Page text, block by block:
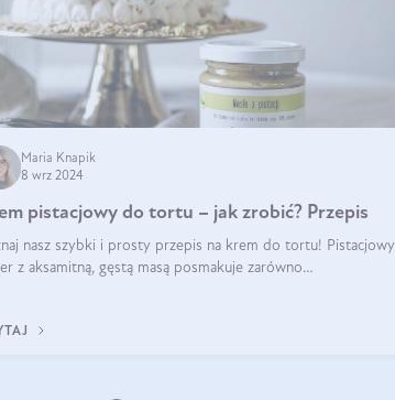
Maria Knapik
8 wrz 2024
pistacjowy do tortu – jak zrobić? Przepis
nasz szybki i prosty przepis na krem do tortu! Pistacjowy
z aksamitną, gęstą masą posmakuje zarówno